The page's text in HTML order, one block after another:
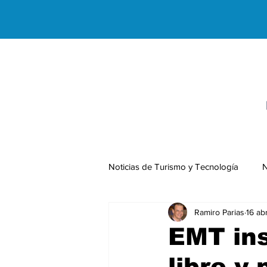
Noticias de Turismo y Tecnología
Negocios Internacionales
EMT
Ramiro Parias 16